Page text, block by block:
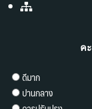
ค
ดีมาก
ปานกลาง